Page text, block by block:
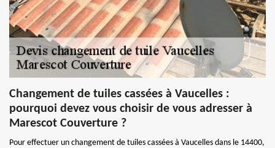
Changement de tuiles cassées à Vaucelles :
pourquoi devez vous choisir de vous adresser à
Marescot Couverture ?
Pour effectuer un changement de tuiles cassées à Vaucelles dans le 14400,